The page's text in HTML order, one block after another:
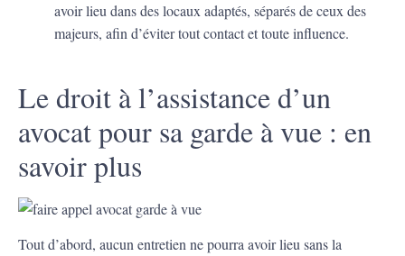
avoir lieu dans des locaux adaptés, séparés de ceux des
majeurs, afin d’éviter tout contact et toute influence.
Le droit à l’assistance d’un
avocat pour sa garde à vue : en
savoir plus
Tout d’abord, aucun entretien ne pourra avoir lieu sans la